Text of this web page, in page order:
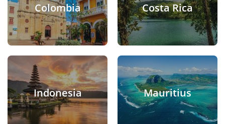
Colombia Costa Rica
Indonesia Mauritius